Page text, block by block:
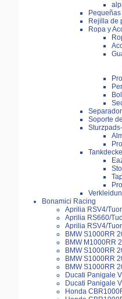
Rejilla de
Ropa y
Soporte
Bonamici Racing
Aprilia RSV4/
Aprilia RS660/
Aprilia RSV4/
BMW S1000RR
BMW M1000RR
BMW S1000RR
BMW S1000RR
BMW S1000RR
Ducati Panigale
Ducati Panigale
Honda